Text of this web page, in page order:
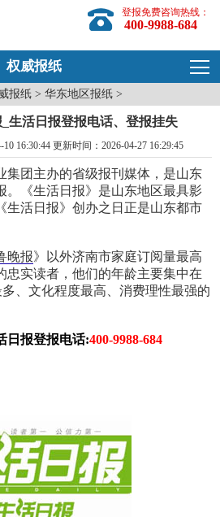
登报免费咨询热线：
400-9988-684
权威报纸
报纸 >华东地区报纸 >
生活日报登报电话、登报挂失
16:30:44 更新时间：2026-04-27 16:29:45
集团主办的省级报刊媒体，是山东
。《生活日报》是山东地区最具影
生活日报》创办之日正是山东都市
晚报》以外济南市家庭订阅量最高
忠实读者，他们的年龄主要集中在
、文化程度最高、消费理性最强的
日报登报电话:400-9988-684